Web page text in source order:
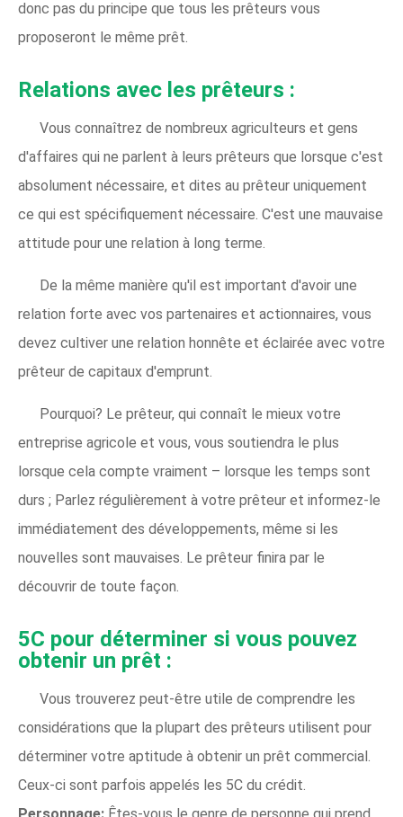
donc pas du principe que tous les prêteurs vous
proposeront le même prêt.
Relations avec les prêteurs :
Vous connaîtrez de nombreux agriculteurs et gens
d'affaires qui ne parlent à leurs prêteurs que lorsque c'est
absolument nécessaire, et dites au prêteur uniquement
ce qui est spécifiquement nécessaire. C'est une mauvaise
attitude pour une relation à long terme.
De la même manière qu'il est important d'avoir une
relation forte avec vos partenaires et actionnaires, vous
devez cultiver une relation honnête et éclairée avec votre
prêteur de capitaux d'emprunt.
Pourquoi? Le prêteur, qui connaît le mieux votre
entreprise agricole et vous, vous soutiendra le plus
lorsque cela compte vraiment – ​​lorsque les temps sont
durs ; Parlez régulièrement à votre prêteur et informez-le
immédiatement des développements, même si les
nouvelles sont mauvaises. Le prêteur finira par le
découvrir de toute façon.
5C pour déterminer si vous pouvez
obtenir un prêt :
Vous trouverez peut-être utile de comprendre les
considérations que la plupart des prêteurs utilisent pour
déterminer votre aptitude à obtenir un prêt commercial.
Ceux-ci sont parfois appelés les 5C du crédit.
Personnage: Êtes-vous le genre de personne qui prend